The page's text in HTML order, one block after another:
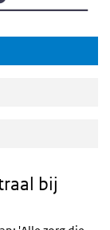
bij